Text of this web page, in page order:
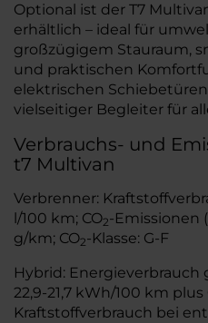
Optional ist der T7
erhältlich – ideal für
großzügigem Stauraum,
und praktischen
elektrischen
vielseitiger Begleiter für
Verbrauchs- und
t7 Multivan
Verbrenner:
l/100 km; CO2-Emissionen
g/km; CO2-Klasse: G-F
Hybrid:
22,9-21,7 kWh/100 km
Kraftstoffverbrauch bei